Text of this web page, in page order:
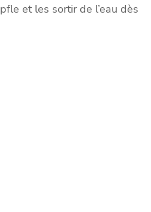
et les sortir de l’eau dès